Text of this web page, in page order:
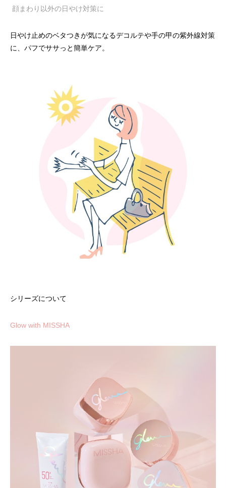
顔まわり以外の日やけ対策に
日やけ止めのベタつきが気になるデコルテや手の甲の紫外線対策
に、パフでササっと簡単ケア。
シリーズについて
Glow with MISSHA